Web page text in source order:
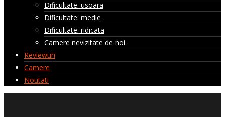
Dificultate: usoara
Dificultate: medie
Dificultate: ridicata
Camere nevizitate de noi
Reviewuri
Camere
Noutati